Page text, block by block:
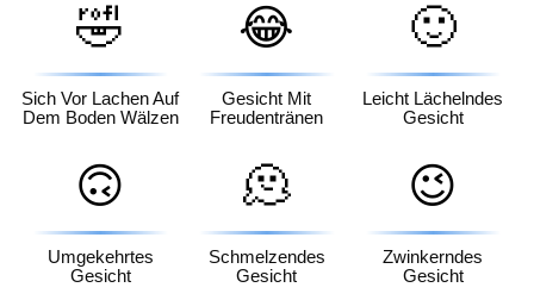
🤣
Sich Vor Lachen Auf
Dem Boden Wälzen
😂
Gesicht Mit
Freudentränen
🙂
Leicht Lächelndes
Gesicht
🙃
Umgekehrtes
Gesicht
🫠
Schmelzendes
Gesicht
😉
Zwinkerndes
Gesicht